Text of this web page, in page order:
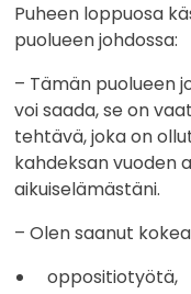
Puheen loppuosa
puolueen johdossa:
– Tämän puolueen
voi saada, se on
tehtävä, joka on
kahdeksan vuoden
aikuiselämästäni.
– Olen saanut kokea
oppositiotyötä,